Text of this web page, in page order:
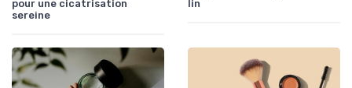
pour une cicatrisation
sereine
lin